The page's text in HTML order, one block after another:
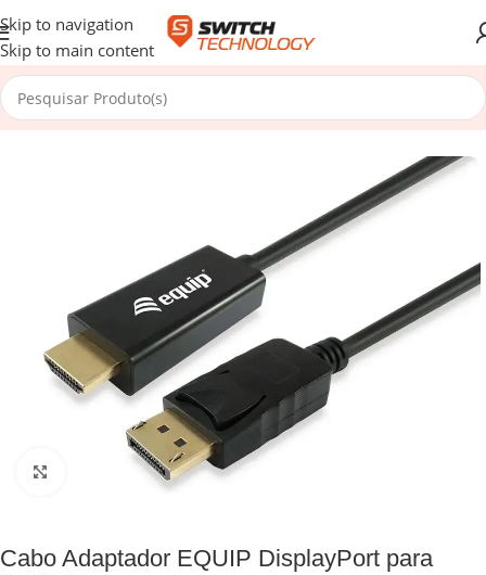
Skip to navigation
Skip to main content
Início/Cabos e Redes/Cabos Multimédia/HDMI
Click to enlarge
Cabo Adaptador EQUIP DisplayPort para